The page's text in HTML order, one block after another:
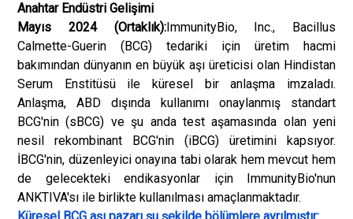
Anahtar Endüstri Gelişimi
Mayıs 2024 (Ortaklık):ImmunityBio, Inc., Bacillus
Calmette-Guerin (BCG) tedariki için üretim hacmi
bakımından dünyanın en büyük aşı üreticisi olan Hindistan
Serum Enstitüsü ile küresel bir anlaşma imzaladı.
Anlaşma, ABD dışında kullanımı onaylanmış standart
BCG'nin (sBCG) ve şu anda test aşamasında olan yeni
nesil rekombinant BCG'nin (iBCG) üretimini kapsıyor.
İBCG'nin, düzenleyici onayına tabi olarak hem mevcut hem
de gelecekteki endikasyonlar için ImmunityBio'nun
ANKTIVA'sı ile birlikte kullanılması amaçlanmaktadır.